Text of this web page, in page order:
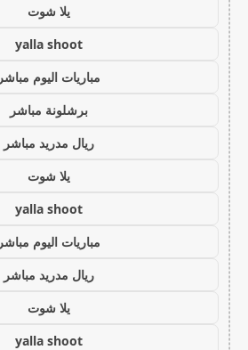
يلا شوت
yalla shoot
مباريات اليوم مباشر
برشلونة مباشر
ريال مدريد مباشر
يلا شوت
yalla shoot
مباريات اليوم مباشر
ريال مدريد مباشر
يلا شوت
yalla shoot